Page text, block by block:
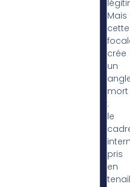
Mais
cette
crée
un
mort
:
le
pris
en